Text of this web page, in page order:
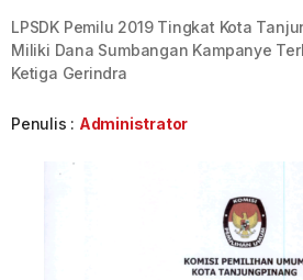
LPSDK Pemilu 2019 Tingkat Kota
Miliki Dana Sumbangan Kampanye
Ketiga Gerindra
Penulis : Administrator